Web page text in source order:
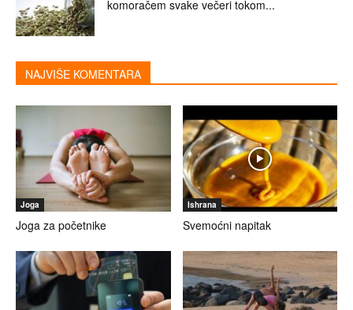
komoračem svake večeri tokom...
NAJVIŠE KOMENTARA
Joga
Joga za početnike
Ishrana
Svemoćni napitak